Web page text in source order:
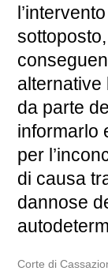
alternative
da parte
informarlo
per
di causa
dannose
Corte di